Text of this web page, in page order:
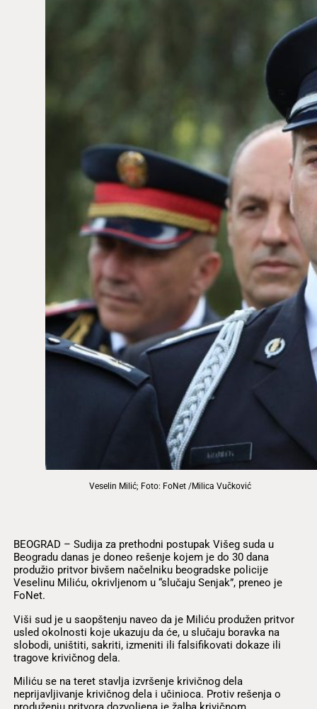
Veselin Milić; Foto: FoNet /Milica Vučković
BEOGRAD – Sudija za prethodni postupak Višeg suda u
Beogradu danas je doneo rešenje kojem je do 30 dana
produžio pritvor bivšem načelniku beogradske policije
Veselinu Miliću, okrivljenom u “slučaju Senjak”, preneo je
FoNet.
Viši sud je u saopštenju naveo da je Miliću produžen pritvor
usled okolnosti koje ukazuju da će, u slučaju boravka na
slobodi, uništiti, sakriti, izmeniti ili falsifikovati dokaze ili
tragove krivičnog dela.
Miliću se na teret stavlja izvršenje krivičnog dela
neprijavljivanje krivičnog dela i učinioca. Protiv rešenja o